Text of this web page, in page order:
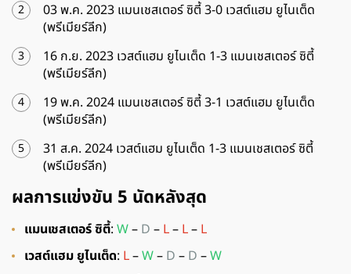
03 พ.ค. 2023 แมนเชสเตอร์ ซิตี้ 3-0 เวสต์แฮม ยูไนเต็ด
(พรีเมียร์ลีก)
16 ก.ย. 2023 เวสต์แฮม ยูไนเต็ด 1-3 แมนเชสเตอร์ ซิตี้
(พรีเมียร์ลีก)
19 พ.ค. 2024 แมนเชสเตอร์ ซิตี้ 3-1 เวสต์แฮม ยูไนเต็ด
(พรีเมียร์ลีก)
31 ส.ค. 2024 เวสต์แฮม ยูไนเต็ด 1-3 แมนเชสเตอร์ ซิตี้
(พรีเมียร์ลีก)
ผลการแข่งขัน 5 นัดหลังสุด
แมนเชสเตอร์ ซิตี้: W– D – L– L– L
เวสต์แฮม ยูไนเต็ด: L–W– D – D –W